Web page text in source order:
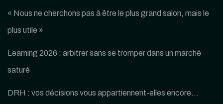
« Nous ne cherchons pas à être le plus grand salon, mais le
plus utile »
Learning 2026 : arbitrer sans se tromper dans un marché
saturé
DRH : vos décisions vous appartiennent-elles encore…